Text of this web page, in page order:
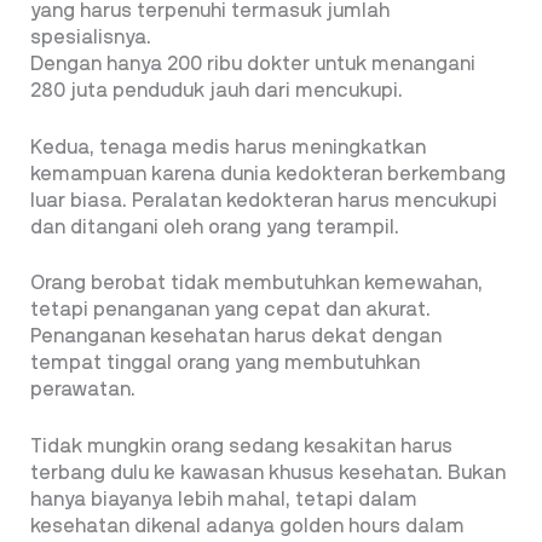
yang harus terpenuhi termasuk jumlah
spesialisnya.
Dengan hanya 200 ribu dokter untuk menangani
280 juta penduduk jauh dari mencukupi.
Kedua, tenaga medis harus meningkatkan
kemampuan karena dunia kedokteran berkembang
luar biasa. Peralatan kedokteran harus mencukupi
dan ditangani oleh orang yang terampil.
Orang berobat tidak membutuhkan kemewahan,
tetapi penanganan yang cepat dan akurat.
Penanganan kesehatan harus dekat dengan
tempat tinggal orang yang membutuhkan
perawatan.
Tidak mungkin orang sedang kesakitan harus
terbang dulu ke kawasan khusus kesehatan. Bukan
hanya biayanya lebih mahal, tetapi dalam
kesehatan dikenal adanya golden hours dalam